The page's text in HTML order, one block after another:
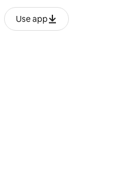
Use app